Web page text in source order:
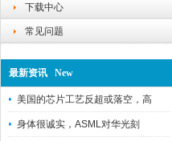
下载中心
常见问题
最新资讯 New
美国的芯片工艺反超或落空，高
身体很诚实，ASML对华光刻